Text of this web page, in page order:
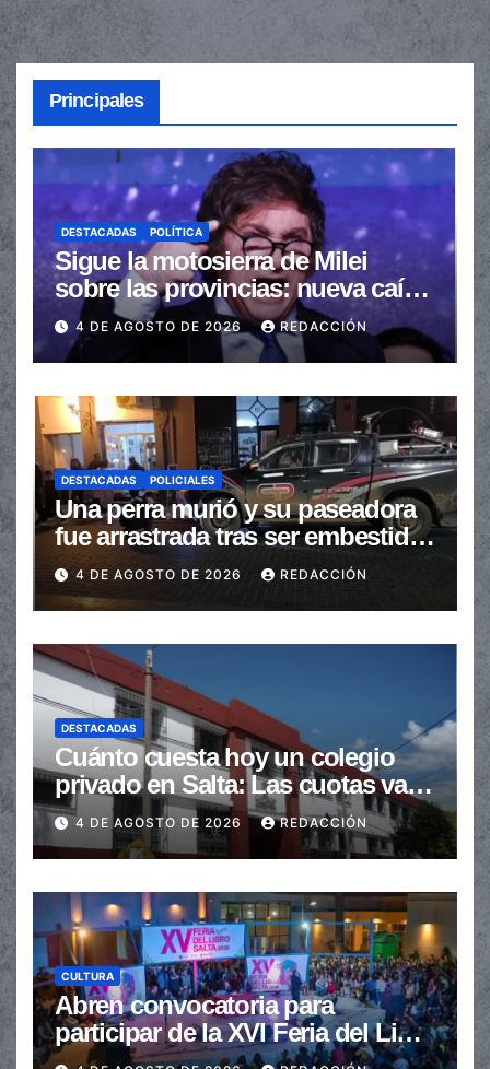
Principales
DESTACADAS POLÍTICA
Sigue la motosierra de Milei
sobre las provincias: nueva caída
de las transferencias no
automáticas
4 DE AGOSTO DE 2026 REDACCIÓN
DESTACADAS POLICIALES
Una perra murió y su paseadora
fue arrastrada tras ser embestidas
en la senda peatonal
4 DE AGOSTO DE 2026 REDACCIÓN
DESTACADAS
Cuánto cuesta hoy un colegio
privado en Salta: Las cuotas van
de $110.000 a más de $600.000
4 DE AGOSTO DE 2026 REDACCIÓN
CULTURA
Abren convocatoria para
participar de la XVI Feria del Libro
de Salta